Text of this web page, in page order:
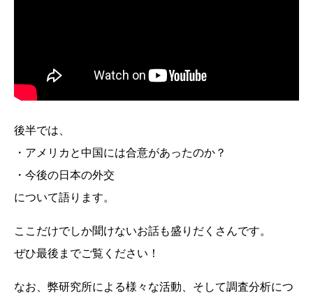
後半では、
・アメリカと中国には合意があったのか？
・今後の日本の外交
について語ります。
ここだけでしか聞けないお話も盛りだくさんです。
ぜひ最後までご覧ください！
なお、弊研究所による様々な活動、そして調査分析につ